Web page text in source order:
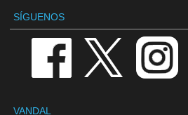
SÍGUENOS
VANDAL